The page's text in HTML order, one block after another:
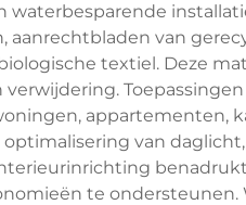
van
textiel. Deze
appartementen,
van
te